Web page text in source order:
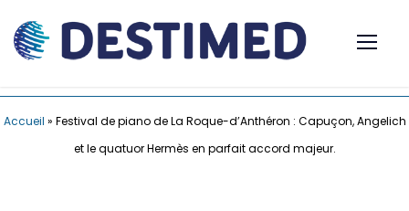
Accueil » Festival de piano de La Roque-d’Anthéron : Capuçon, Angelich
et le quatuor Hermès en parfait accord majeur.